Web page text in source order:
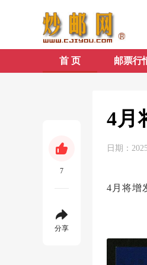
首 页 邮票行
7
分享
4月
日期：
4月将增